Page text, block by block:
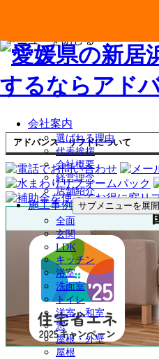
会社案内
選ばれる理由
代表挨拶
会社概要
経営理念
店舗紹介
施工事例 サブメニューを展開
全面
玄関
LDK
キッチン
浴室
洗面室
トイレ
洋室・和室
窓
屋根・外壁
屋根
メニューを閉じる
アドバンス・リフドについて